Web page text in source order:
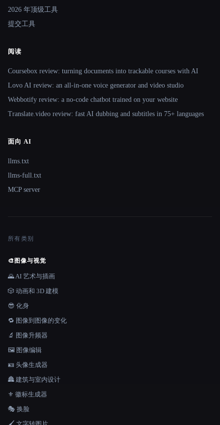
2026 年顶级工具
提交工具
阅读
Coursebox review: turning documents into trackable courses with AI
Lovo AI review: an all-in-one voice generator and video studio
Webbotify review: a no-code chatbot trained on your website
Translate.video review: fast AI dubbing and subtitles in 75+ languages
面向 AI
llms.txt
llms-full.txt
MCP server
所有类别
🎨 图像与视觉
🌄 AI 艺术与插画
🎲 动画和 3D 建模
😎 化身
🔁 图像到图像的变化
🔬 图像升频器
🖼️ 图像编辑
🪪 头像生成器
🏯 建筑与室内设计
⚜️ 徽标生成器
🎭 换脸